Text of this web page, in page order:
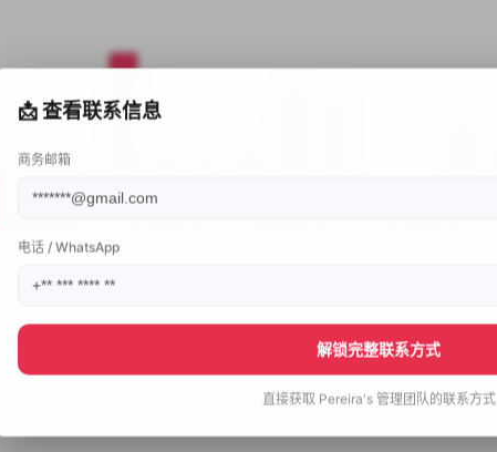
📩 查看联系信息
商务邮箱
电话 / WhatsApp
解锁完整联系方式
直接获取 Pereira's 管理团队的联系方式